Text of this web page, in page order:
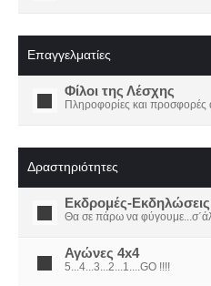
Επαγγελματίες
Φίλοι της Λέσχης
Πληροφορίες και προσφορές
Δραστηριότητες
Εκδρομές-Εκδηλώσεις
Θα σε πάρω να
Αγώνες 4x4
5...4...3...2...1....GO !!!!